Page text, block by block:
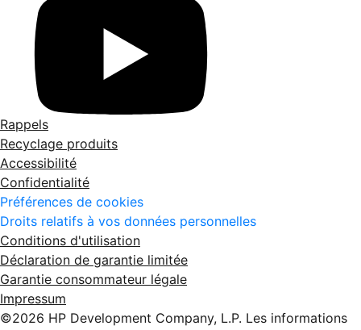
Rappels
Recyclage produits
Accessibilité
Confidentialité
Préférences de cookies
Droits relatifs à vos données personnelles
Conditions d'utilisation
Déclaration de garantie limitée
Garantie consommateur légale
Impressum
©2026 HP Development Company, L.P. Les informations